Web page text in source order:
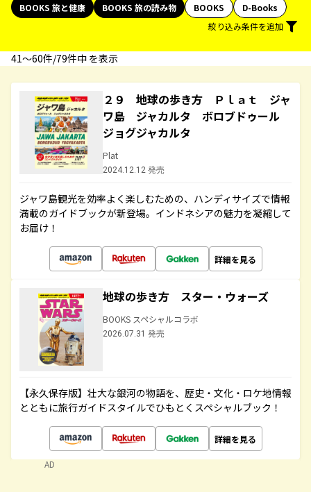
BOOKS 旅と健康
BOOKS 旅の読み物 BOOKS
D-Books
絞り込み条件を追加
41〜60件/79件中 を表示
２９ 地球の歩き方 Ｐｌａｔ ジャ
ワ島 ジャカルタ ボロブドゥール
ジョグジャカルタ
Plat
2024.12.12 発売
ジャワ島観光を効率よく楽しむための、ハンディサイズで情報
満載のガイドブックが新登場。インドネシアの魅力を凝縮して
お届け！
詳細を見る
地球の歩き方 スター・ウォーズ
BOOKS スペシャルコラボ
2026.07.31 発売
【永久保存版】壮大な銀河の物語を、歴史・文化・ロケ地情報
とともに旅行ガイドスタイルでひもとくスペシャルブック！
詳細を見る
AD